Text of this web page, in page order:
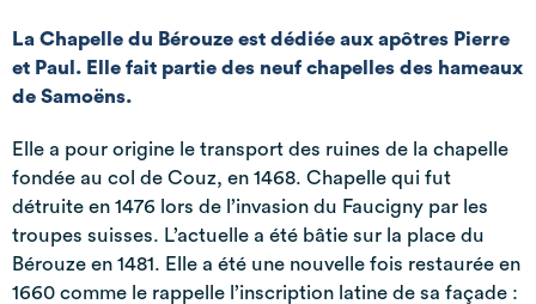
La Chapelle du Bérouze est dédiée aux apôtres Pierre
et Paul. Elle fait partie des neuf chapelles des hameaux
de Samoëns.
Elle a pour origine le transport des ruines de la chapelle
fondée au col de Couz, en 1468. Chapelle qui fut
détruite en 1476 lors de l’invasion du Faucigny par les
troupes suisses. L’actuelle a été bâtie sur la place du
Bérouze en 1481. Elle a été une nouvelle fois restaurée en
1660 comme le rappelle l’inscription latine de sa façade :